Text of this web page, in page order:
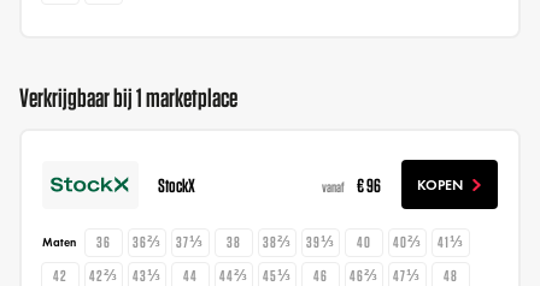
Verkrijgbaar bij 1 marketplace
StockX vanaf € 96 KOPEN
Maten 36 36⅔ 37⅓ 38 38⅔ 39⅓ 40 40⅔
41⅓
42
42⅔ 43⅓ 44 44⅔ 45⅓ 46 46⅔ 47⅓
48